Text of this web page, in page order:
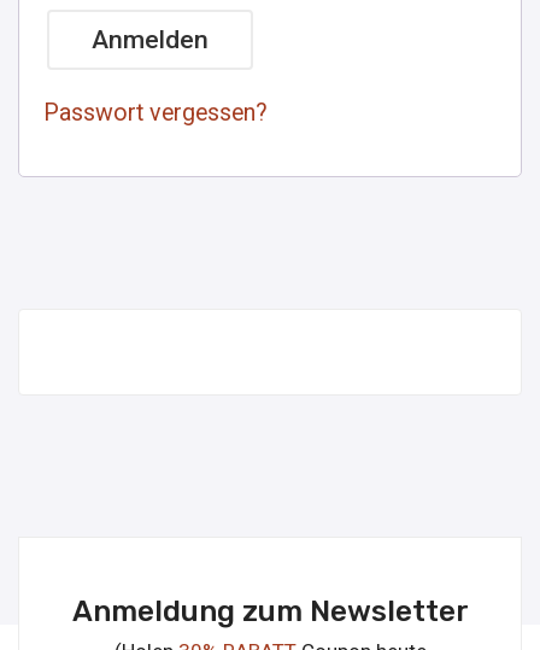
Anmelden
Passwort vergessen?
Anmeldung zum Newsletter